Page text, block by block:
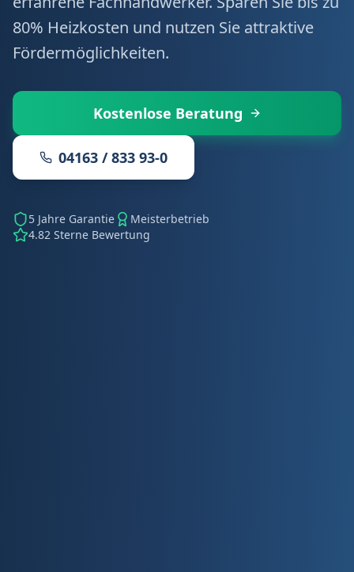
80% Heizkosten und nutzen Sie attraktive
Fördermöglichkeiten.
Kostenlose Beratung
04163 / 833 93-0
5 Jahre Garantie
Meisterbetrieb
4.82 Sterne Bewertung